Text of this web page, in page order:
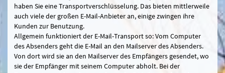
haben Sie eine Transportverschlüsselung. Das bieten mittlerweile
auch viele der großen E-Mail-Anbieter an, einige zwingen ihre
Kunden zur Benutzung.
Allgemein funktioniert der E-Mail-Transport so: Vom Computer
des Absenders geht die E-Mail an den Mailserver des Absenders.
Von dort wird sie an den Mailserver des Empfängers gesendet, wo
sie der Empfänger mit seinem Computer abholt. Bei der